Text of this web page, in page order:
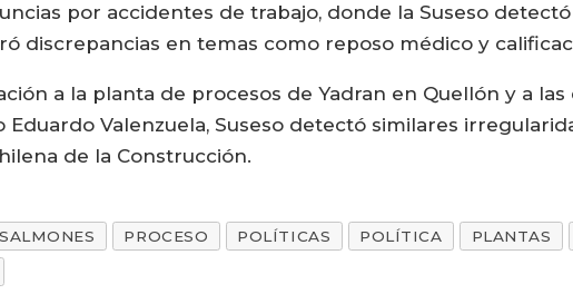
por accidentes de trabajo, donde la Suseso
discrepancias en temas como reposo médico y
a la planta de procesos de Yadran en Quellón y a las
Eduardo Valenzuela, Suseso detectó similares
de la Construcción.
SALMONES PROCESO POLÍTICAS POLÍTICA PLANTAS